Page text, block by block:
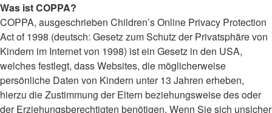
Was ist COPPA?
COPPA, ausgeschrieben Children’s Online Privacy Protection
Act of 1998 (deutsch: Gesetz zum Schutz der Privatsphäre von
Kindern im Internet von 1998) ist ein Gesetz in den USA,
welches festlegt, dass Websites, die möglicherweise
persönliche Daten von Kindern unter 13 Jahren erheben,
hierzu die Zustimmung der Eltern beziehungsweise des oder
der Erziehungsberechtigten benötigen. Wenn Sie sich unsicher